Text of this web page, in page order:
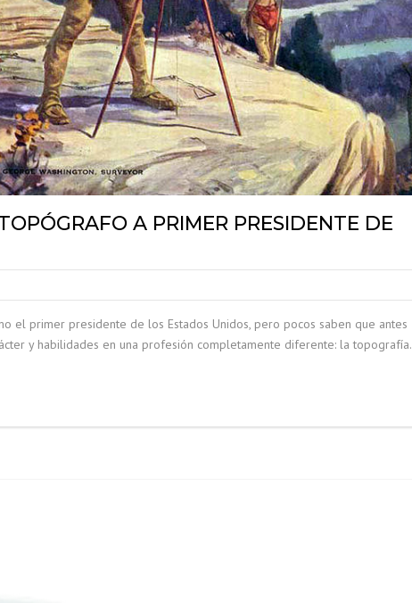
A PRIMER PRESIDENTE DE
el primer presidente de los Estados Unidos, pero pocos saben que antes
y habilidades en una profesión completamente diferente: la topografía.